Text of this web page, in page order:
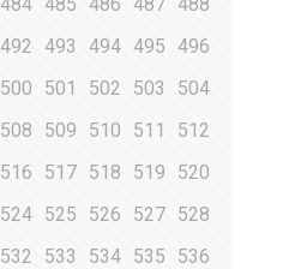
492 493 494 495
496
500 501 502 503
504
508 509 510 511
512
516 517 518 519
520
524 525 526 527 528
532 533 534 535
536